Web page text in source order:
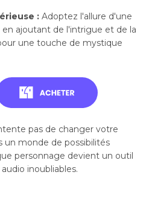
: Adoptez l'allure d'une
ajoutant de l'intrigue et de la
une touche de mystique
pas de changer votre
un monde de possibilités
personnage devient un outil
inoubliables.